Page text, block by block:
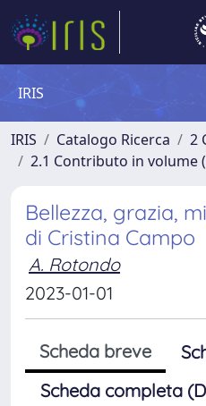
IRIS
IRIS Catalogo Ricerca
2
2.1 Contributo in volume
Bellezza, grazia,
di Cristina Campo
A. Rotondo
2023-01-01
Scheda breve
Scheda completa